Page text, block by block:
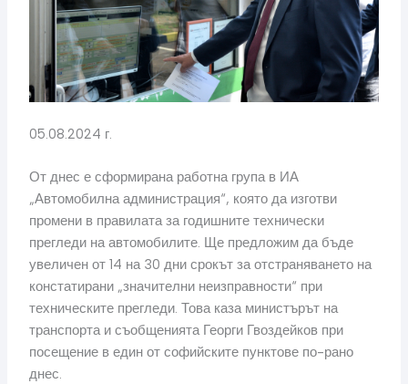
05.08.2024 г.
От днес е сформирана работна група в ИА
„Автомобилна администрация“, която да изготви
промени в правилата за годишните технически
прегледи на автомобилите. Ще предложим да бъде
увеличен от 14 на 30 дни срокът за отстраняването на
констатирани „значителни неизправности“ при
техническите прегледи. Това каза министърът на
транспорта и съобщенията Георги Гвоздейков при
посещение в един от софийските пунктове по-рано
днес.